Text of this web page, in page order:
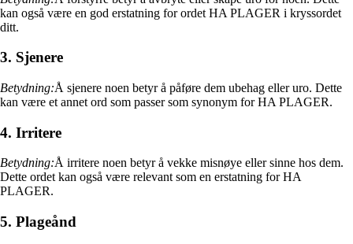
kan også være en god erstatning for ordet HA PLAGER i kryssordet
ditt.
3. Sjenere
Betydning:Å sjenere noen betyr å påføre dem ubehag eller uro. Dette
kan være et annet ord som passer som synonym for HA PLAGER.
4. Irritere
Betydning:Å irritere noen betyr å vekke misnøye eller sinne hos dem.
Dette ordet kan også være relevant som en erstatning for HA
PLAGER.
5. Plageånd